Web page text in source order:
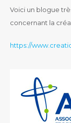
Voici un blogue
concernant la
https://